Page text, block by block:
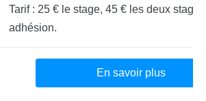
Tarif : 25 € le stage, 45 € les deux
adhésion.
En savoir plus